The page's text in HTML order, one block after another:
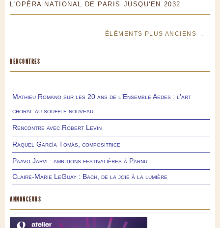
L'OPÉRA NATIONAL DE PARIS JUSQU'EN 2032
ÉLÉMENTS PLUS ANCIENS →
RENCONTRES
Mathieu Romano sur les 20 ans de l’Ensemble Aedes : l’art
choral au souffle nouveau
Rencontre avec Robert Levin
Raquel García Tomás, compositrice
Paavo Järvi : ambitions festivalières à Pärnu
Claire-Marie LeGuay : Bach, de la joie à la lumière
ANNONCEURS